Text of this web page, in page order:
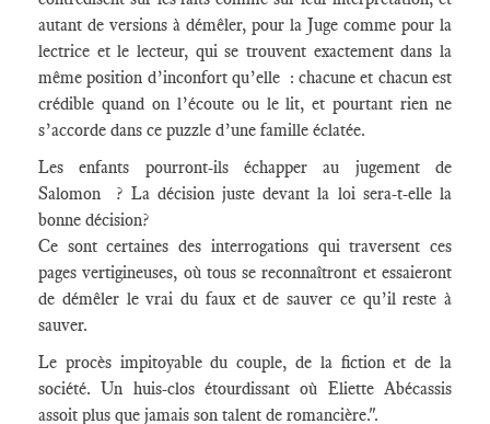
autant de versions à démêler, pour la Juge comme pour la
lectrice et le lecteur, qui se trouvent exactement dans la
même position d’inconfort qu’elle : chacune et chacun est
crédible quand on l’écoute ou le lit, et pourtant rien ne
s’accorde dans ce puzzle d’une famille éclatée.
Les enfants pourront-ils échapper au jugement de
Salomon ? La décision juste devant la loi sera-t-elle la
bonne décision?
Ce sont certaines des interrogations qui traversent ces
pages vertigineuses, où tous se reconnaîtront et essaieront
de démêler le vrai du faux et de sauver ce qu’il reste à
sauver.
Le procès impitoyable du couple, de la fiction et de la
société. Un huis-clos étourdissant où Eliette Abécassis
assoit plus que jamais son talent de romancière.".